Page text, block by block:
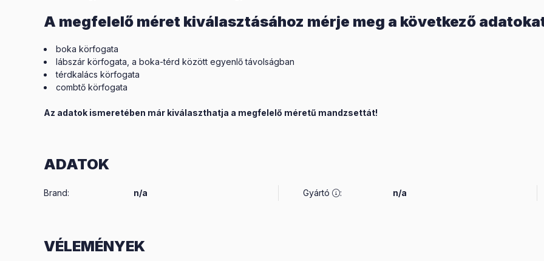
A megfelelő méret kiválasztásához mérje meg a következő
boka körfogata
lábszár körfogata, a boka-térd között egyenlő távolságban
térdkalács körfogata
combtő körfogata
Az adatok ismeretében már kiválaszthatja a megfelelő méretű mandzsettát!
ADATOK
Brand: n/a Gyártó : n/a
VÉLEMÉNYEK